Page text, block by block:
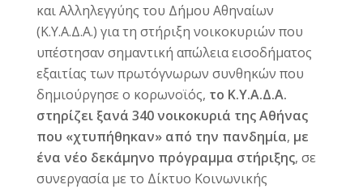
και Αλληλεγγύης του Δήμου Αθηναίων
(Κ.Υ.Α.Δ.Α.) για τη στήριξη νοικοκυριών που
υπέστησαν σημαντική απώλεια εισοδήματος
εξαιτίας των πρωτόγνωρων συνθηκών που
δημιούργησε ο κορωνοϊός, το Κ.Υ.Α.Δ.Α.
στηρίζει ξανά 340 νοικοκυριά της Αθήνας
που «χτυπήθηκαν» από την πανδημία, με
ένα νέο δεκάμηνο πρόγραμμα στήριξης, σε
συνεργασία με το Δίκτυο Κοινωνικής